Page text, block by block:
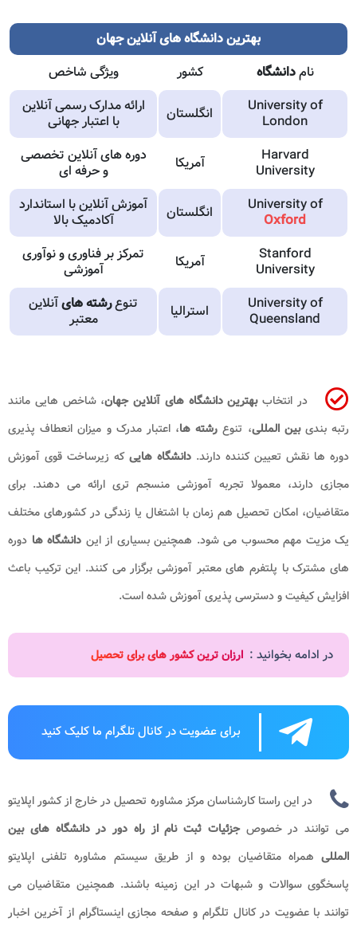
بهترین دانشگاه های آنلاین جهان
نامدانشگاه کشور
ویژگی شاخص
University of
London
انگلستان
ارائه مدارک رسمی آنلاین
با اعتبار جهانی
Harvard
University
آمریکا
دوره های آنلاین تخصصی
و حرفه ای
University of
Oxford
انگلستان
آموزش آنلاین با استاندارد
آکادمیک بالا
Stanford
University
آمریکا
تمرکز بر فناوری و نوآوری
آموزشی
University of
Queensland
استرالیا تنوعرشته هایآنلاین
معتبر
در انتخاببهترین دانشگاه های آنلاین جهان، شاخص هایی مانند
رتبه بندیبین المللی، تنوعرشته ها، اعتبار مدرک و میزان انعطاف پذیری
دوره ها نقش تعیین کننده دارند. دانشگاه هایی که زیرساخت قوی آموزش
مجازی دارند، معمولا تجربه آموزشی منسجم تری ارائه می دهند. برای
متقاضیان، امکان تحصیل هم زمان با اشتغال یا زندگی در کشورهای مختلف
یک مزیت مهم محسوب می شود. همچنین بسیاری از این دانشگاه ها دوره
های مشترک با پلتفرم های معتبر آموزشی برگزار می کنند. این ترکیب باعث
افزایش کیفیت و دسترسی پذیری آموزش شده است.
در ادامه بخوانید : ارزان ترین کشور های برای تحصیل
برای عضویت در کانال تلگرام ما کلیک کنید
در این راستا کارشناسان مرکز مشاوره تحصیل در خارج از کشور اپلایتو
می توانند در خصوص جزئیات ثبت نام از راه دور در دانشگاه های بین
المللی همراه متقاضیان بوده و از طریق سیستم مشاوره تلفنی اپلایتو
پاسخگوی سوالات و شبهات در این زمینه باشند. همچنین متقاضیان می
توانند با عضویت در کانال تلگرام و صفحه مجازی اینستاگرام از آخرین اخبار